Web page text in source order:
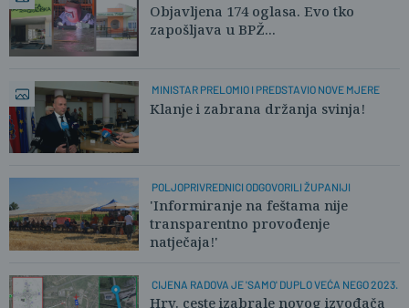
Objavljena 174 oglasa. Evo tko
zapošljava u BPŽ...
MINISTAR PRELOMIO I PREDSTAVIO NOVE MJERE
Klanje i zabrana držanja svinja!
POLJOPRIVREDNICI ODGOVORILI ŽUPANIJI
'Informiranje na feštama nije
transparentno provođenje
natječaja!'
CIJENA RADOVA JE 'SAMO' DUPLO VEĆA NEGO 2023.
Hrv. ceste izabrale novog izvođača